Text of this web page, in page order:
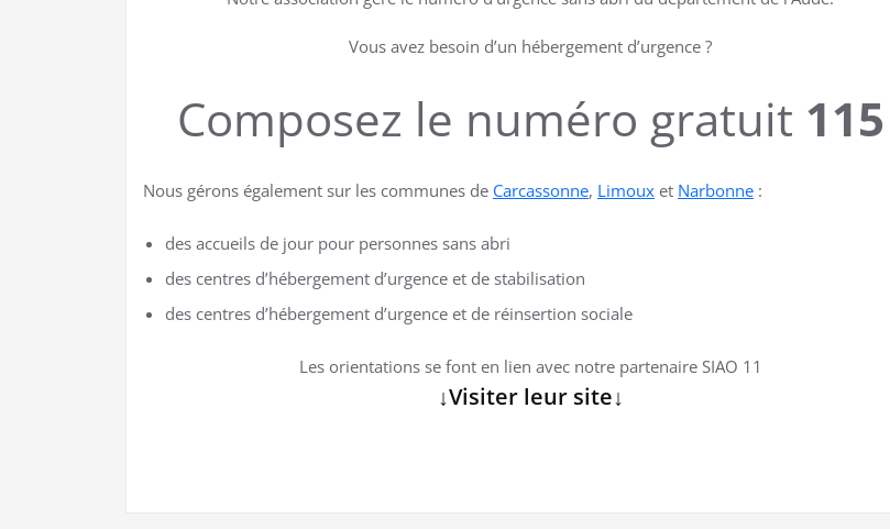
Vous avez besoin d’un hébergement d’urgence ?
Composez le numéro gratuit 115
Nous gérons également sur les communes de Carcassonne, Limoux et Narbonne :
des accueils de jour pour personnes sans abri
des centres d’hébergement d’urgence et de stabilisation
des centres d’hébergement d’urgence et de réinsertion sociale
Les orientations se font en lien avec notre partenaire SIAO 11
↓Visiter leur site↓